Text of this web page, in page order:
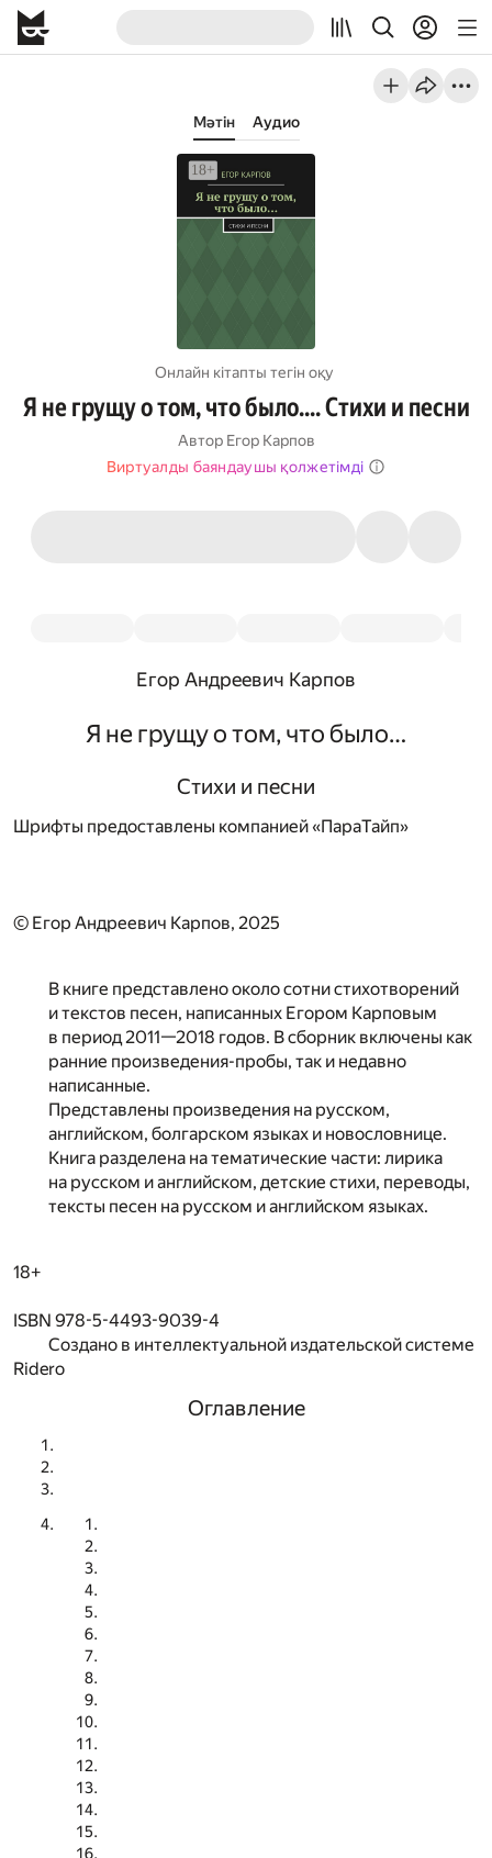
Мәтін Аудио
Онлайн кітапты тегін оқу
Я не грущу о том, что было…. Стихи и песни
Автор Егор Карпов
Виртуалды баяндаушы қолжетімді
Егор Андреевич Карпов
Я не грущу о том, что было…
Стихи и песни
Шрифты предоставлены компанией «ПараТайп»
© Егор Андреевич Карпов, 2025
В книге представлено около сотни стихотворений
и текстов песен, написанных Егором Карповым
в период 2011—2018 годов. В сборник включены как
ранние произведения-пробы, так и недавно
написанные.
Представлены произведения на русском,
английском, болгарском языках и новословнице.
Книга разделена на тематические части: лирика
на русском и английском, детские стихи, переводы,
тексты песен на русском и английском языках.
18+
ISBN 978-5-4493-9039-4
Создано в интеллектуальной издательской системе
Ridero
Оглавление